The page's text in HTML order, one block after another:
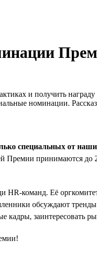
и получить
номинации.
специальных от
принимаются до
команд. Её
обсуждают
заинтересовать